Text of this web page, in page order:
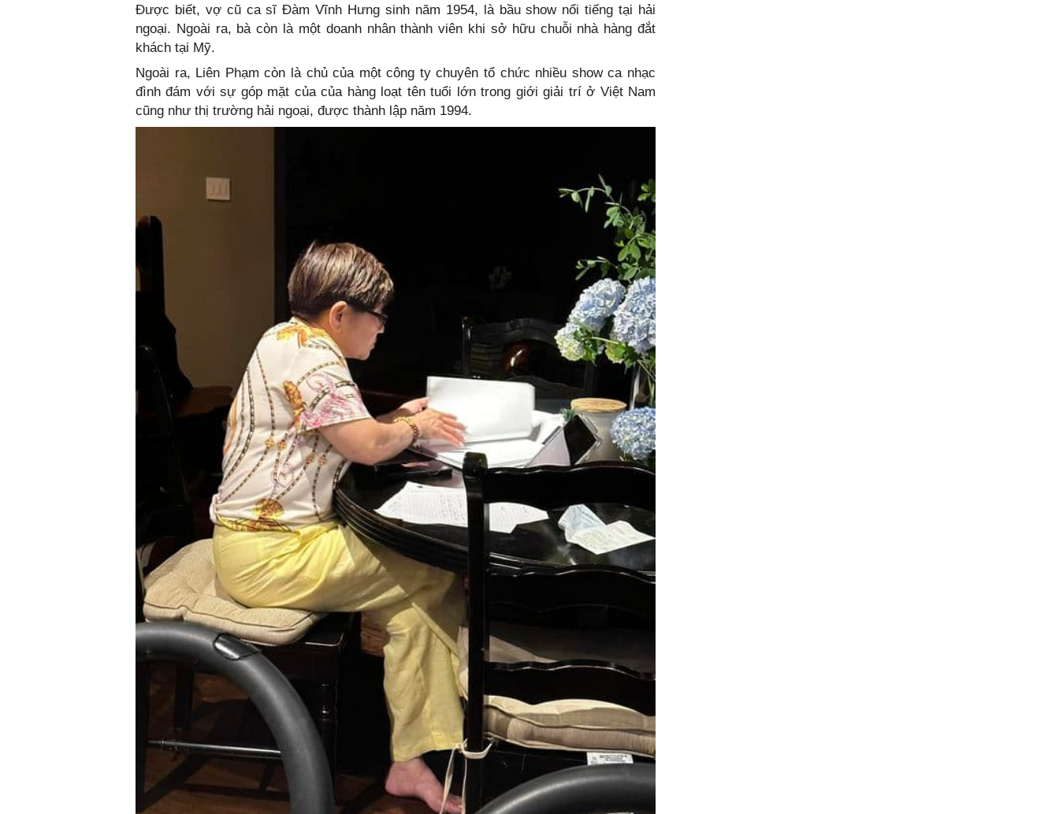
Được biết, vợ cũ ca sĩ Đàm Vĩnh Hưng sinh năm 1954, là bầu show nổi tiếng tại hải
ngoại. Ngoài ra, bà còn là một doanh nhân thành viên khi sở hữu chuỗi nhà hàng đắt
khách tại Mỹ.
Ngoài ra, Liên Phạm còn là chủ của một công ty chuyên tổ chức nhiều show ca nhạc
đình đám với sự góp mặt của của hàng loạt tên tuổi lớn trong giới giải trí ở Việt Nam
cũng như thị trường hải ngoại, được thành lập năm 1994.